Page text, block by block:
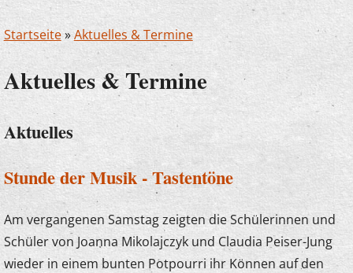
Startseite»Aktuelles & Termine
Aktuelles & Termine
Aktuelles
Stunde der Musik - Tastentöne
Am vergangenen Samstag zeigten die Schülerinnen und
Schüler von Joanna Mikolajczyk und Claudia Peiser-Jung
wieder in einem bunten Potpourri ihr Können auf den